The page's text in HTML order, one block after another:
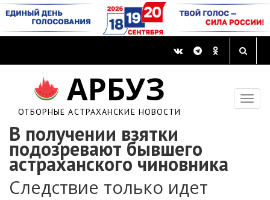
АРБУЗ
ОТБОРНЫЕ АСТРАХАНСКИЕ НОВОСТИ
В получении взятки
подозревают бывшего
астраханского чиновника
Следствие только идет